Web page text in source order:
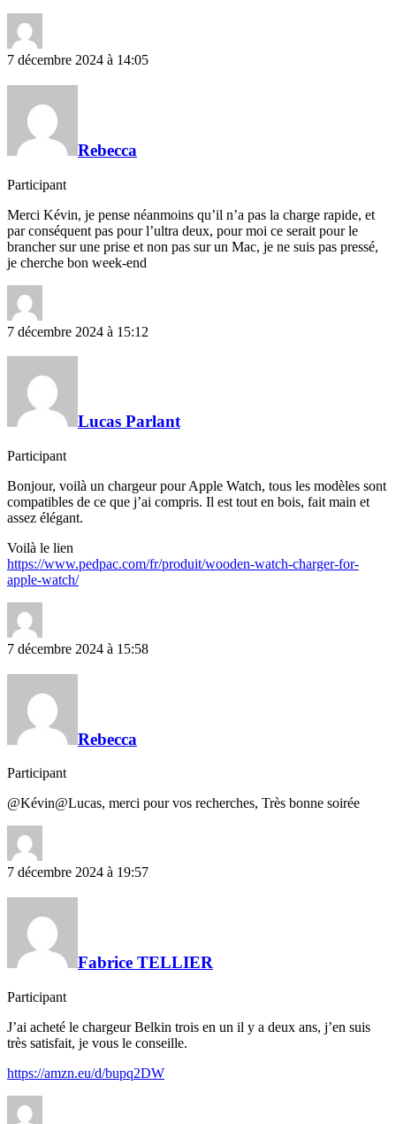
7 décembre 2024 à 14:05
Rebecca
Participant
Merci Kévin, je pense néanmoins qu’il n’a pas la charge rapide, et
par conséquent pas pour l’ultra deux, pour moi ce serait pour le
brancher sur une prise et non pas sur un Mac, je ne suis pas pressé,
je cherche bon week-end
7 décembre 2024 à 15:12
Lucas Parlant
Participant
Bonjour, voilà un chargeur pour Apple Watch, tous les modèles sont
compatibles de ce que j’ai compris. Il est tout en bois, fait main et
assez élégant.
Voilà le lien
https://www.pedpac.com/fr/produit/wooden-watch-charger-for-
apple-watch/
7 décembre 2024 à 15:58
Rebecca
Participant
@Kévin@Lucas, merci pour vos recherches, Très bonne soirée
7 décembre 2024 à 19:57
Fabrice TELLIER
Participant
J’ai acheté le chargeur Belkin trois en un il y a deux ans, j’en suis
très satisfait, je vous le conseille.
https://amzn.eu/d/bupq2DW